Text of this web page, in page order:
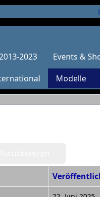
2023 Events &
Modelle